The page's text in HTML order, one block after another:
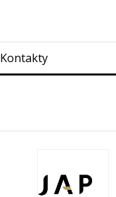
Kontakty